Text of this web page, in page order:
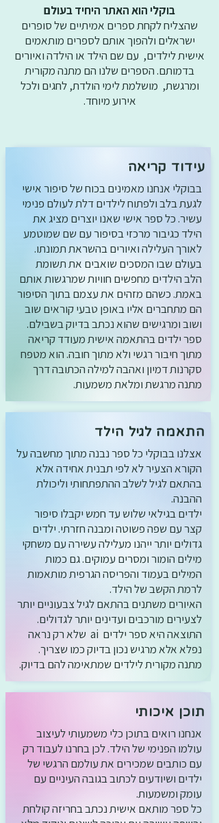
בוקלי הוא האתר היחיד בעולם
שהצליח לקחת ספרים אמיתיים של סופרים
ישראלים ולהפוך אותם לספרים מותאמים
אישית לילדים, עם שם הילד או הילדה ואיורים
בדמותם. הספרים שלנו הם מתנה מקורית
ומרגשת, מושלמת לימי הולדת, לחגים ולכל
אירוע מיוחד.
עידוד קריאה
בבוקלי אנחנו מאמינים בכוח של סיפור אישי
לגעת בלב ולפתוח לילדים דלת לעולם פנימי
עשיר. כל ספר אישי שאנו יוצרים מציג את
הילד כגיבור מרכזי בסיפור עם שם שמוטמע
לאורך העלילה ואיורים בהשראת תמונתו.
בעולם שבו המסכים שואבים את תשומת
הלב הילדים מחפשים חוויות שמרגשות אותם
באמת. כשהם מזהים את עצמם בתוך הסיפור
הם מתחברים אליו באופן טבעי קוראים שוב
ושוב ומרגישים שהוא נכתב בדיוק בשבילם.
ספר ילדים בהתאמה אישית מעודד קריאה
מתוך חיבור רגשי ולא מתוך חובה. הוא מטפח
סקרנות דמיון ואהבה למילה הכתובה דרך
מתנה מרגשת ומלאת משמעות.
התאמה לגיל הילד
אצלנו בבוקלי כל ספר נבנה מתוך מחשבה על
הקורא הצעיר לא לפי תבנית אחידה אלא
בהתאם לגיל לשלב ההתפתחותי וליכולת
ההבנה.
ילדים בגילאי שלוש עד חמש יקבלו סיפור
קצר עם שפה פשוטה ומבנה חזרתי. ילדים
גדולים יותר ייהנו מעלילה עשירה עם משחקי
מילים הומור ומסרים עמוקים. גם כמות
המילים בעמוד והפריסה הגרפית מותאמות
לרמת הקשב של הילד.
האיורים משתנים בהתאם לגיל צבעוניים יותר
לצעירים מורכבים ועדינים יותר לגדולים.
התוצאה היא ספר ילדים ai שלא רק נראה
נפלא אלא מרגיש נכון בדיוק כמו שצריך.
מתנה מקורית לילדים שמתאימה להם בדיוק.
תוכן איכותי
אנחנו רואים בתוכן כלי משמעותי לעיצוב
עולמו הפנימי של הילד. לכן בחרנו לעבוד רק
עם כותבים שמכירים את עולמם הרגשי של
ילדים ושיודעים לכתוב בגובה העיניים עם
עומק ומשמעות.
כל ספר מותאם אישית נכתב בחריזה קולחת